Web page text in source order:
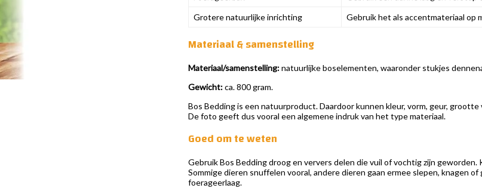
Grotere natuurlijke inrichting
Gebruik het als accentmateriaal op
Materiaal & samenstelling
Materiaal/samenstelling:natuurlijke boselementen, waaronder stukjes
Gewicht:ca. 800 gram.
Bos Bedding is een natuurproduct. Daardoor kunnen kleur, vorm, geur,
De foto geeft dus vooral een algemene indruk van het type materiaal.
Goed om te weten
Gebruik Bos Bedding droog en ververs delen die vuil of vochtig zijn
Sommige dieren snuffelen vooral, andere dieren gaan ermee slepen, knagen
foerageerlaag.